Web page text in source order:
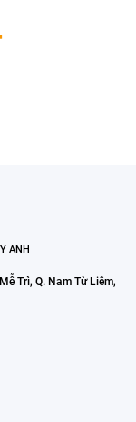
ANH
Trì, Q. Nam Từ Liêm,